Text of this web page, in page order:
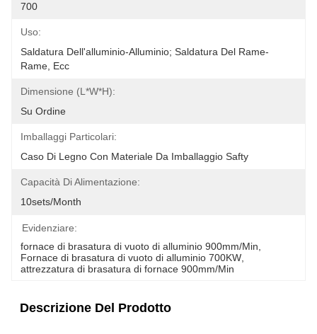
700
Uso:
Saldatura Dell'alluminio-Alluminio; Saldatura Del Rame-
Rame, Ecc
Dimensione (L*W*H):
Su Ordine
Imballaggi Particolari:
Caso Di Legno Con Materiale Da Imballaggio Safty
Capacità Di Alimentazione:
10sets/month
Evidenziare:
fornace di brasatura di vuoto di alluminio 900mm/Min
Fornace di brasatura di vuoto di alluminio 700KW
attrezzatura di brasatura di fornace 900mm/Min
Descrizione Del Prodotto